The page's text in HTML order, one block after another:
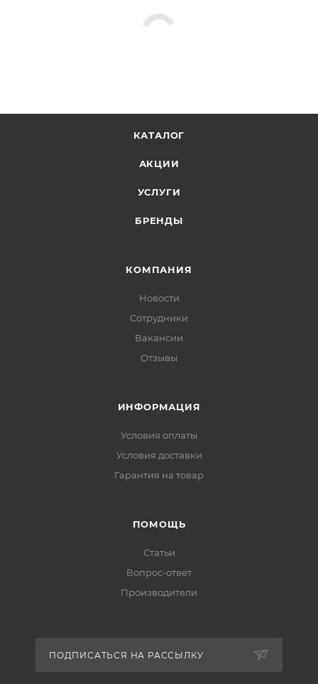
КАТАЛОГ
АКЦИИ
УСЛУГИ
БРЕНДЫ
КОМПАНИЯ
Новости
Сотрудники
Вакансии
Отзывы
ИНФОРМАЦИЯ
Условия оплаты
Условия доставки
Гарантия на товар
ПОМОЩЬ
Статьи
Вопрос-ответ
Производители
ПОДПИСАТЬСЯ НА РАССЫЛКУ